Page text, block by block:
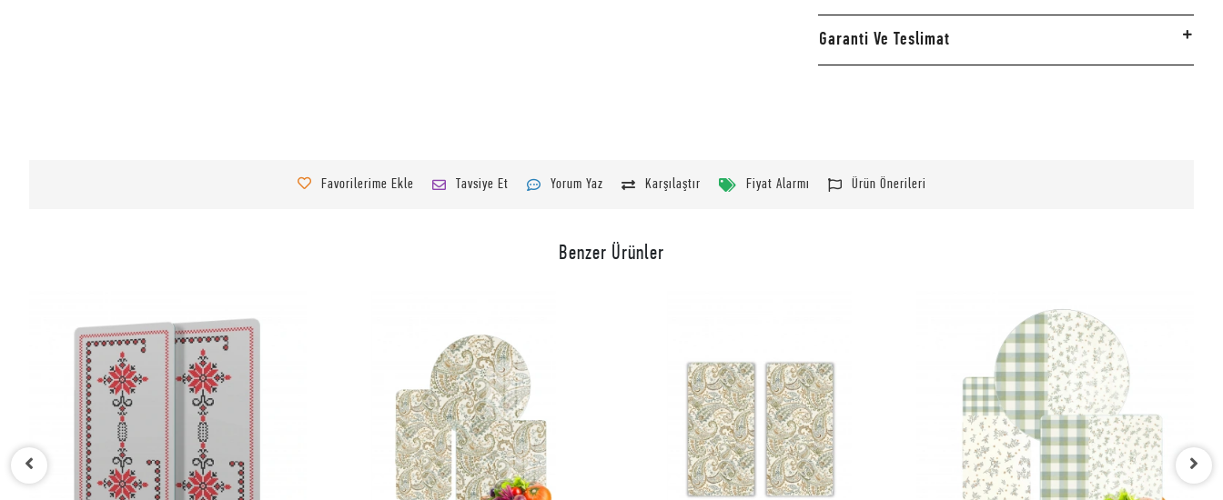
Garanti Ve Teslimat
Favorilerime Ekle Tavsiye Et Yorum Yaz Karşılaştır Fiyat Alarmı Ürün Önerileri
Benzer Ürünler